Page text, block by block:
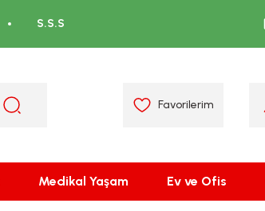
S.S.S
Favorilerim
Medikal Yaşam Ev ve Ofis